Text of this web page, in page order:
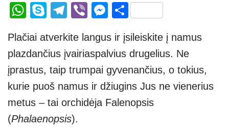
W
at
s
A
p
p
S
p
e
T
e
gr
a
m
Vi
er
M
ss
e
n
g
er
S
ar
e
Plačiai atverkite langus ir įsileiskite į namus
plazdančius įvairiaspalvius drugelius. Ne
įprastus, taip trumpai gyvenančius, o tokius,
kurie puoš namus ir džiugins Jus ne vienerius
metus – tai orchidėja Falenopsis
(Phalaenopsis).